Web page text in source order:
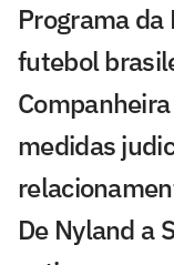
Programa da
futebol
medidas
De Nyland a